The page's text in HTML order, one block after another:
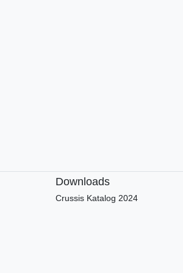
Downloads
Crussis Katalog 2024